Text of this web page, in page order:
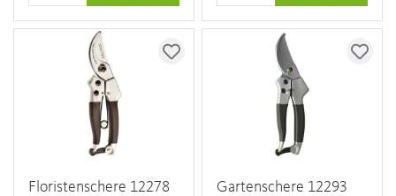
Floristenschere 12278
Gartenschere 12293